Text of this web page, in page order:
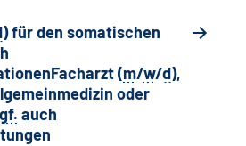
) für den somatischen
(m/w/d),
oder
auch